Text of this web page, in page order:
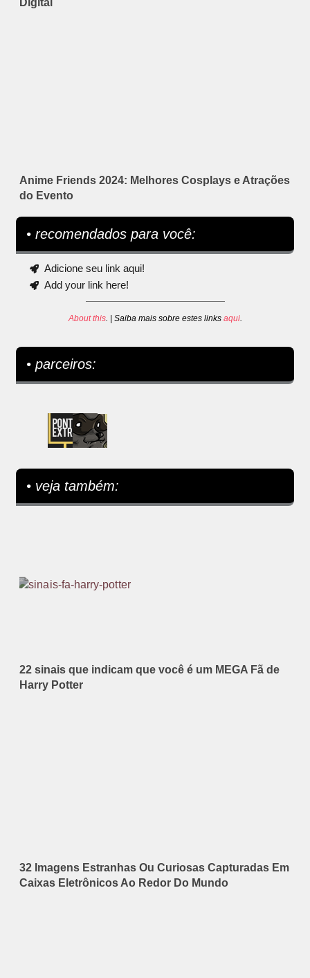
Digital
Anime Friends 2024: Melhores Cosplays e Atrações
do Evento
• recomendados para você:
Adicione seu link aqui!
Add your link here!
About this. | Saiba mais sobre estes links aqui.
• parceiros:
• veja também:
22 sinais que indicam que você é um MEGA Fã de
Harry Potter
32 Imagens Estranhas Ou Curiosas Capturadas Em
Caixas Eletrônicos Ao Redor Do Mundo